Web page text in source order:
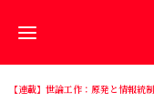
【連載】世論工作：原発と情報統制